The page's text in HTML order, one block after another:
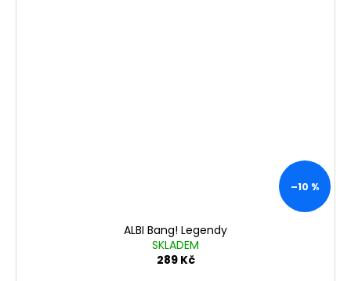
–10 %
ALBI Bang! Legendy
SKLADEM
289 Kč